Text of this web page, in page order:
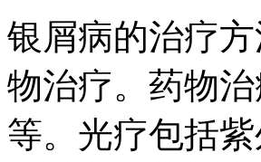
银屑病的治疗
物治疗。药物
等。光疗包括